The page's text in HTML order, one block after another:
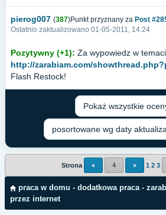
pierog007 (387)Punkt przyznany za Post
Ostatnio zaktualizowano 01-05-2011, 14:24
Pozytywny (+1): Za wypowiedz w
http://zarabiam.com/
Flash Restock!
Strona « 4 » 1 2 3
praca w domu - dodatkowa praca -
przez internet